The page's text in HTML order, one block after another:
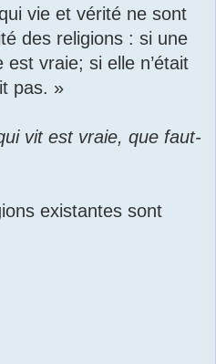
vie et vérité ne sont
des religions : si une
est vraie; si elle n’était
pas. »
vit est vraie, que faut-
existantes sont